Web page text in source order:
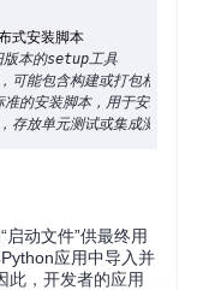
安装脚本
本的setup工具
包含构建或打包相关的
装脚本，用于安装此库
动文件”供最终用
应用中导入并
此，开发者的应用